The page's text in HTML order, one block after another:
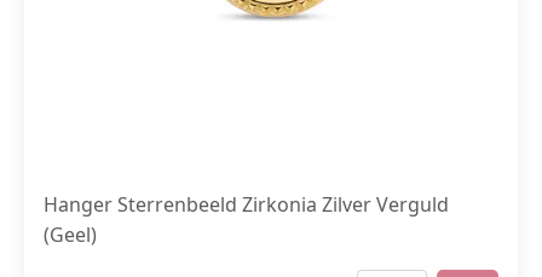
Hanger Sterrenbeeld Zirkonia Zilver Verguld
(Geel)